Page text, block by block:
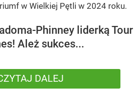
w Wielkiej Pętli w 2024 roku.
Phinney liderką Tour
Ależ sukces...
DALEJ